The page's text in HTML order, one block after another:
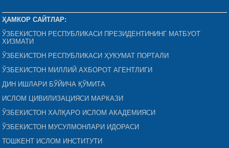
ҲАМКОР САЙТЛАР:
ЎЗБЕКИСТОН РЕСПУБЛИКАСИ ПРЕЗИДЕНТИНИНГ МАТБУОТ
ХИЗМАТИ
ЎЗБЕКИСТОН РЕСПУБЛИКАСИ ҲУКУМАТ ПОРТАЛИ
ЎЗБЕКИСТОН МИЛЛИЙ АХБОРОТ АГЕНТЛИГИ
ДИН ИШЛАРИ БЎЙИЧА ҚЎМИТА
ИСЛОМ ЦИВИЛИЗАЦИЯСИ МАРКАЗИ
ЎЗБЕКИСТОН ХАЛҚАРО ИСЛОМ АКАДЕМИЯСИ
ЎЗБЕКИСТОН МУСУЛМОНЛАРИ ИДОРАСИ
ТОШКЕНТ ИСЛОМ ИНСТИТУТИ